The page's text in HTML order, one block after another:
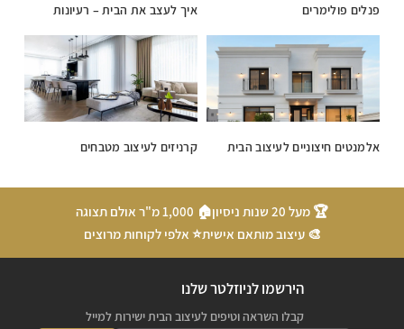
פנלים פולימרים איך לעצב את הבית – רעיונות
אלמנטים חיצוניים לעיצוב הבית קרניזים לעיצוב מטבחים
🏆 מעל 20 שנות ניסיון
🏠 1,000 מ"ר אולם תצוגה
🎨 עיצוב מותאם אישית⭐ אלפי לקוחות מרוצים
הירשמו לניוזלטר שלנו
קבלו השראה וטיפים לעיצוב הבית ישירות למייל